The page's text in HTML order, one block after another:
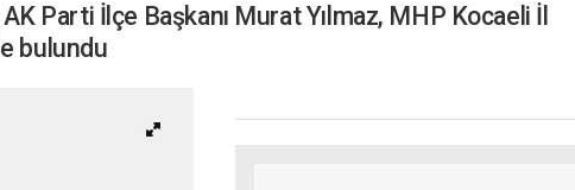
Parti İlçe Başkanı Murat Yılmaz, MHP Kocaeli İl
bulundu